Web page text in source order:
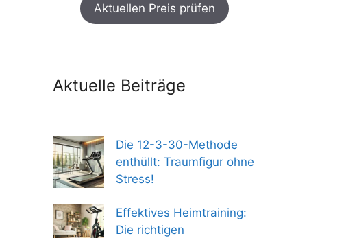
war:
299,00 €
ist:
254,00 €.
Aktuellen Preis prüfen
Aktuelle Beiträge
Die 12-3-30-Methode
enthüllt: Traumfigur ohne
Stress!
Effektives Heimtraining:
Die richtigen